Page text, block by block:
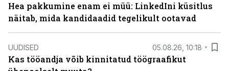
Hea pakkumine enam ei müü: LinkedIni küsitlus
näitab, mida kandidaadid tegelikult ootavad
UUDISED 05.08.26, 10:18
Kas tööandja võib kinnitatud töögraafikut